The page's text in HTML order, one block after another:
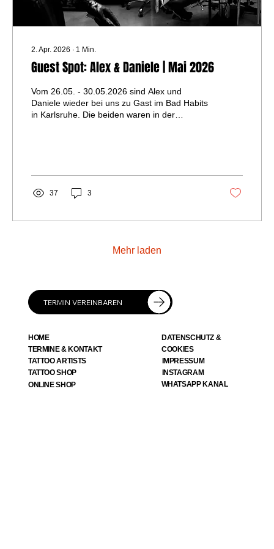
2. Apr. 2026 ∙ 1 Min.
Guest Spot: Alex & Daniele | Mai 2026
Vom 26.05. - 30.05.2026 sind Alex und
Daniele wieder bei uns zu Gast im Bad Habits
in Karlsruhe. Die beiden waren in der
melden.
37 3
Mehr laden
TERMIN VEREINBAREN
HOME
TERMINE & KONTAKT
TATTOO ARTISTS
TATTOO SHOP
ONLINE SHOP
DATENSCHUTZ &
COOKIES
IMPRESSUM
WHATSAPP KANAL
INSTAGRAM